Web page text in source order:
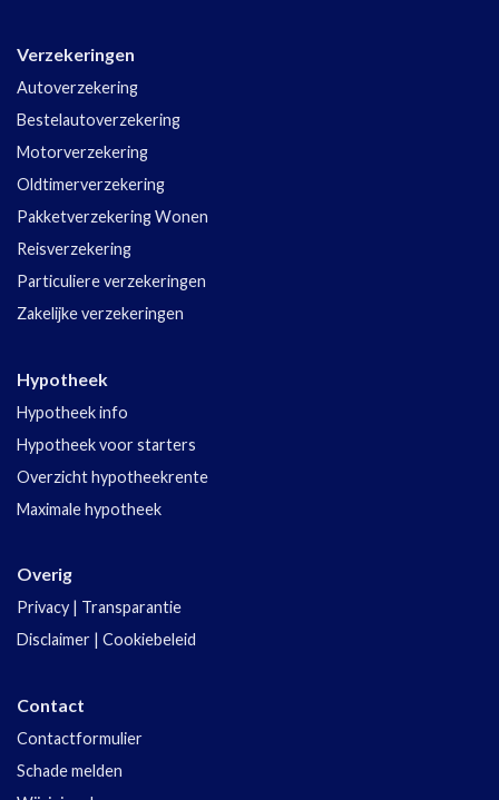
Verzekeringen
Autoverzekering
Bestelautoverzekering
Motorverzekering
Oldtimerverzekering
Pakketverzekering Wonen
Reisverzekering
Particuliere verzekeringen
Zakelijke verzekeringen
Hypotheek
Hypotheek info
Hypotheek voor starters
Overzicht hypotheekrente
Maximale hypotheek
Overig
Privacy | Transparantie
Disclaimer | Cookiebeleid
Contact
Contactformulier
Schade melden